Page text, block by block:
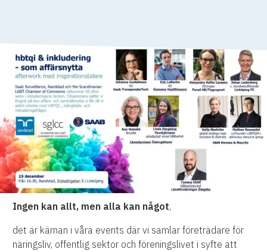
Ingen kan allt, men alla kan något,
det är kärnan i våra events där vi samlar företrädare för
näringsliv, offentlig sektor och föreningslivet i syfte att